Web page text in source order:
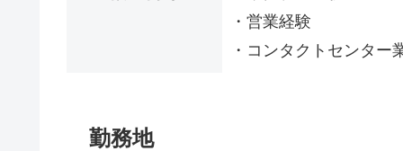
・営業経験
・コンタクトセンター
勤務地